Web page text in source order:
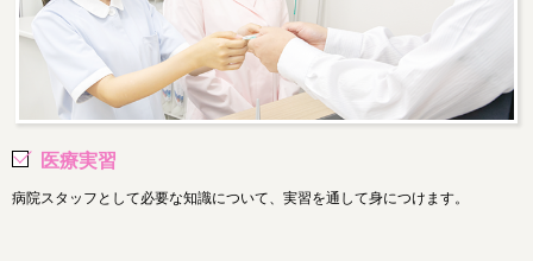
医療実習
病院スタッフとして必要な知識について、実習を通して身につけます。